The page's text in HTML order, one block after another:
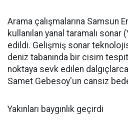
Arama çalışmalarına Samsun
kullanılan yanal taramalı sonar
edildi. Gelişmiş sonar
deniz tabanında bir cisim
noktaya sevk edilen dalgıçlarca
Samet Gebesoy'un cansız
Yakınları baygınlık geçirdi